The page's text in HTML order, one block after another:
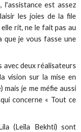
est assez
les joies de la file
rit, ne le fait pas au
que je vous fasse une
avec deux réalisateurs
vision sur la mise en
je me méfie aussi
concerne « Tout ce
(Leïla Bekhti) sont